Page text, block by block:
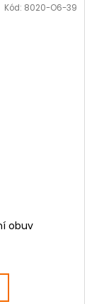
obuv
Kód: 8020-O6-39